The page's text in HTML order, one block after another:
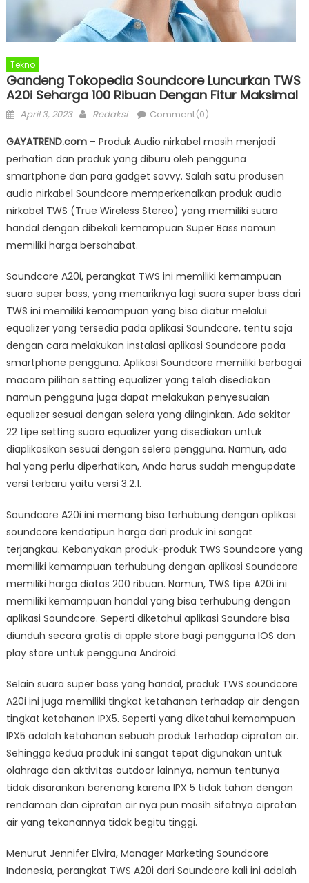
Tekno
Gandeng Tokopedia Soundcore Luncurkan TWS
A20i Seharga 100 Ribuan Dengan Fitur Maksimal
Posted
April 3, 2023 Author
Redaksi Comment(0)
GAYATREND.com– Produk Audio nirkabel masih menjadi
perhatian dan produk yang diburu oleh pengguna
smartphone dan para gadget savvy. Salah satu produsen
audio nirkabel Soundcore memperkenalkan produk audio
nirkabel TWS (True Wireless Stereo) yang memiliki suara
handal dengan dibekali kemampuan Super Bass namun
memiliki harga bersahabat.
Soundcore A20i, perangkat TWS ini memiliki kemampuan
suara super bass, yang menariknya lagi suara super bass dari
TWS ini memiliki kemampuan yang bisa diatur melalui
equalizer yang tersedia pada aplikasi Soundcore, tentu saja
dengan cara melakukan instalasi aplikasi Soundcore pada
smartphone pengguna. Aplikasi Soundcore memiliki berbagai
macam pilihan setting equalizer yang telah disediakan
namun pengguna juga dapat melakukan penyesuaian
equalizer sesuai dengan selera yang diinginkan. Ada sekitar
22 tipe setting suara equalizer yang disediakan untuk
diaplikasikan sesuai dengan selera pengguna. Namun, ada
hal yang perlu diperhatikan, Anda harus sudah mengupdate
versi terbaru yaitu versi 3.2.1.
Soundcore A20i ini memang bisa terhubung dengan aplikasi
soundcore kendatipun harga dari produk ini sangat
terjangkau. Kebanyakan produk-produk TWS Soundcore yang
memiliki kemampuan terhubung dengan aplikasi Soundcore
memiliki harga diatas 200 ribuan. Namun, TWS tipe A20i ini
memiliki kemampuan handal yang bisa terhubung dengan
aplikasi Soundcore. Seperti diketahui aplikasi Soundore bisa
diunduh secara gratis di apple store bagi pengguna IOS dan
play store untuk pengguna Android.
Selain suara super bass yang handal, produk TWS soundcore
A20i ini juga memiliki tingkat ketahanan terhadap air dengan
tingkat ketahanan IPX5. Seperti yang diketahui kemampuan
IPX5 adalah ketahanan sebuah produk terhadap cipratan air.
Sehingga kedua produk ini sangat tepat digunakan untuk
olahraga dan aktivitas outdoor lainnya, namun tentunya
tidak disarankan berenang karena IPX 5 tidak tahan dengan
rendaman dan cipratan air nya pun masih sifatnya cipratan
air yang tekanannya tidak begitu tinggi.
Menurut Jennifer Elvira, Manager Marketing Soundcore
Indonesia, perangkat TWS A20i dari Soundcore kali ini adalah